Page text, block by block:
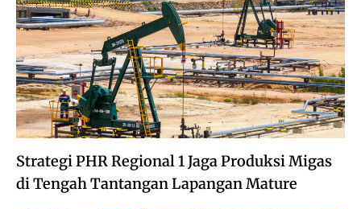
Strategi PHR Regional 1 Jaga Produksi Migas
di Tengah Tantangan Lapangan Mature